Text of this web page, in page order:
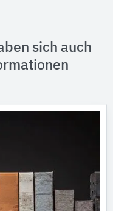
sich auch